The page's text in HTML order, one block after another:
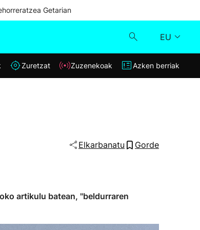
Getarian
EU
Klisk
Zuretzat Zuzenekoak Azken berriak
Elkarbanatu Gorde
artikulu batean, "beldurraren